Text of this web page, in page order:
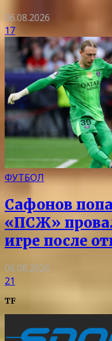
06.08.2026
17
ФУТБОЛ
Сафонов
«ПСЖ»
игре после
06.08.2026
21
TF